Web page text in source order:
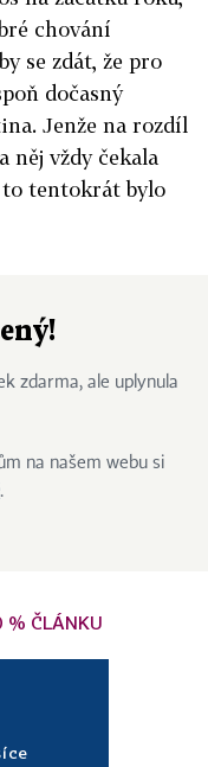
chování
se zdát, že pro
dočasný
Jenže na rozdíl
něj vždy čekala
tentokrát bylo
zdarma, ale uplynula
na našem webu si
.
% ČLÁNKU